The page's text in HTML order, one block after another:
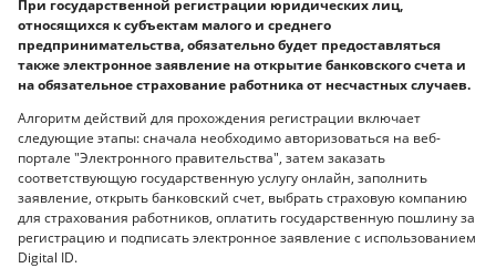
При государственной регистрации юридических лиц,
относящихся к субъектам малого и среднего
предпринимательства, обязательно будет предоставляться
также электронное заявление на открытие банковского счета и
на обязательное страхование работника от несчастных случаев.
Алгоритм действий для прохождения регистрации включает
следующие этапы: сначала необходимо авторизоваться на веб-
портале "Электронного правительства", затем заказать
соответствующую государственную услугу онлайн, заполнить
заявление, открыть банковский счет, выбрать страховую компанию
для страхования работников, оплатить государственную пошлину за
регистрацию и подписать электронное заявление с использованием
Digital ID.